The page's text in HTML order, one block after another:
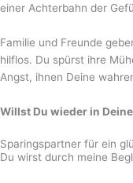
einer Achterbahn der
Familie und Freunde
hilflos. Du spürst ihre
Angst, ihnen Deine
Willst Du wieder in
Sparingspartner für ein
Du wirst durch meine